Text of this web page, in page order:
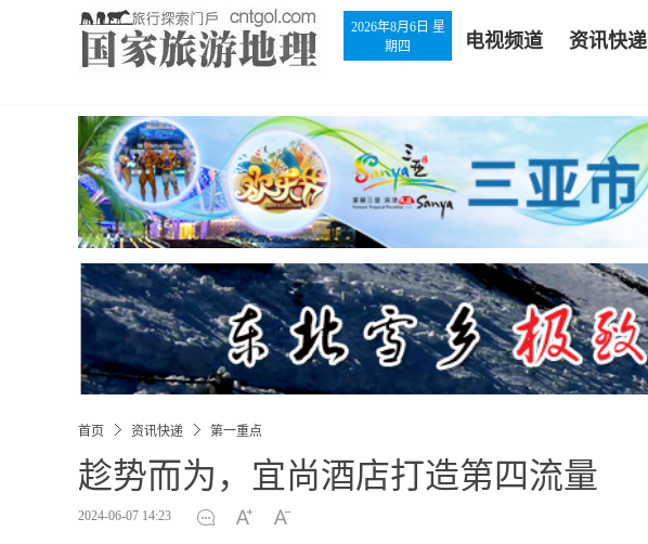
2026年8月6日 星
期四
电视频道 资讯快递
首页 资讯快递 第一重点
趁势而为，宜尚酒店打造第四流量
2024-06-07 14:23